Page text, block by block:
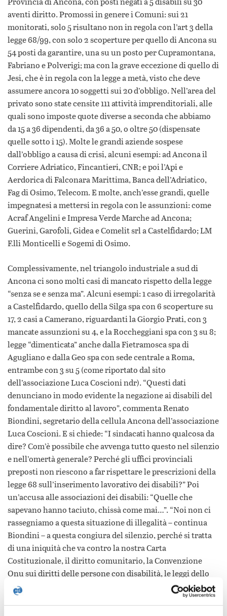
aventi diritto. Promossi in genere i Comuni: sui 21
monitorati, solo 5 risultano non in regola con l’art 3 della
legge 68/99, con solo 2 scoperture per quello di Ancona su
54 posti da garantire, una su un posto per Cupramontana,
Fabriano e Polverigi; ma con la grave eccezione di quello di
Jesi, che è in regola con la legge a metà, visto che deve
assumere ancora 10 soggetti sui 20 d’obbligo. Nell’area del
privato sono state censite 111 attività imprenditoriali, alle
quali sono imposte quote diverse a seconda che abbiamo
da 15 a 36 dipendenti, da 36 a 50, o oltre 50 (dispensate
quelle sotto i 15). Molte le grandi aziende sospese
dall’obbligo a causa di crisi, alcuni esempi: ad Ancona il
Corriere Adriatico, Fincantieri, CNR; e poi l’Api e
Aerdorica di Falconara Marittima, Banca dell’Adriatico,
Fag di Osimo, Telecom. E molte, anch’esse grandi, quelle
impegnatesi a mettersi in regola con le assunzioni: come
Acraf Angelini e Impresa Verde Marche ad Ancona;
Guerini, Garofoli, Gidea e Comelit srl a Castelfidardo; LM
F.lli Monticelli e Sogemi di Osimo.
Complessivamente, nel triangolo industriale a sud di
Ancona ci sono molti casi di mancato rispetto della legge
“senza se e senza ma”. Alcuni esempi: 1 caso di irregolarità
a Castelfidardo, quello della Silga spa con 6 scoperture su
17, 2 casi a Camerano, riguardanti la Giorgio Prati, con 3
mancate assunzioni su 4, e la Roccheggiani spa con 3 su 8;
legge “dimenticata” anche dalla Fietramosca spa di
Agugliano e dalla Geo spa con sede centrale a Roma,
entrambe con 3 su 5 (come riportato dal sito
dell’associazione Luca Coscioni ndr). “Questi dati
denunciano in modo evidente la negazione ai disabili del
fondamentale diritto al lavoro”, commenta Renato
Biondini, segretario della cellula Ancona dell’associazione
Luca Coscioni. E si chiede: “I sindacati hanno qualcosa da
dire? Com’è possibile che avvenga tutto questo nel silenzio
e nell’omertà generale? Perché gli uffici provinciali
preposti non riescono a far rispettare le prescrizioni della
legge 68 sull’inserimento lavorativo dei disabili?” Poi
un’accusa alle associazioni dei disabili: “Quelle che
sapevano hanno taciuto, chissà come mai…”. “Noi non ci
rassegniamo a questa situazione di illegalità – continua
Biondini – a questa congiura del silenzio, perché si tratta
di una iniquità che va contro la nostra Carta
Costituzionale, il diritto comunitario, la Convenzione
Onu sui diritti delle persone con disabilità, le leggi dello
Stato italiano e la giustizia sociale. Se la normativa va
cambiata si cambi, ma non può essere disattesa!” Infine un